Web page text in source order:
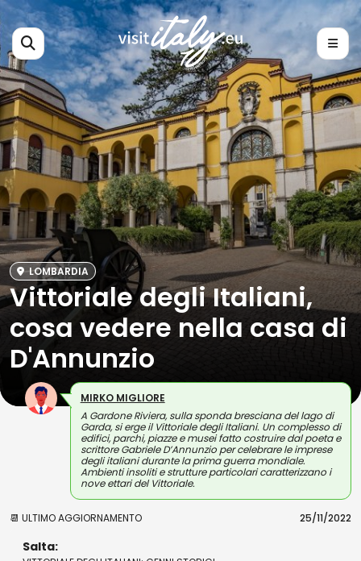
LOMBARDIA
Vittoriale degli Italiani,
cosa vedere nella casa di
D'Annunzio
MIRKO MIGLIORE
A Gardone Riviera, sulla sponda bresciana del lago di
Garda, si erge il Vittoriale degli Italiani. Un complesso di
edifici, parchi, piazze e musei fatto costruire dal poeta e
scrittore Gabriele D’Annunzio per celebrare le imprese
degli italiani durante la prima guerra mondiale.
Ambienti insoliti e strutture particolari caratterizzano i
nove ettari del Vittoriale.
📆 ULTIMO AGGIORNAMENTO 25/11/2022
Salta: